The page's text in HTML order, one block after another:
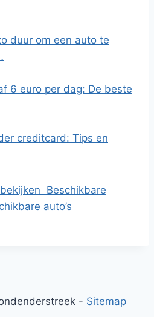
duur om een auto te
6 euro per dag: De beste
creditcard: Tips en
Beschikbare
auto’s
- Sitemap